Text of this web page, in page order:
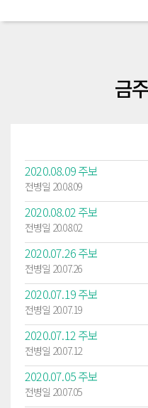
금
2020.08.09 주보
전병일 20.08.09
2020.08.02 주보
전병일 20.08.02
2020.07.26 주보
전병일 20.07.26
2020.07.19 주보
전병일 20.07.19
2020.07.12 주보
전병일 20.07.12
2020.07.05 주보
전병일 20.07.05